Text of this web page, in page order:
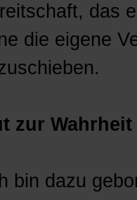
das
die eigene
zur Wahrheit
bin dazu